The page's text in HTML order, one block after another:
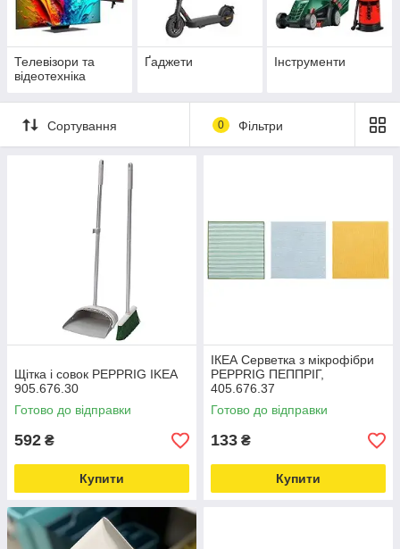
Телевізори та
відеотехніка
Ґаджети Інструменти
Сортування 0 Фільтри
Щітка і совок PEPPRIG IKEA
905.676.30
Готово до відправки
592 ₴
Купити
ІКЕА Серветка з мікрофібри
PEPPRIG ПЕППРІГ,
405.676.37
Готово до відправки
133 ₴
Купити